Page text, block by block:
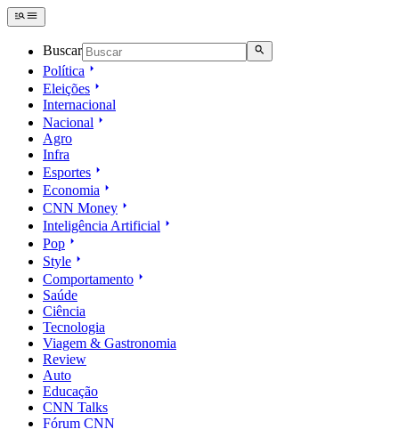
Buscar
Política
Eleições
Internacional
Nacional
Agro
Infra
Esportes
Economia
CNN Money
Inteligência Artificial
Pop
Style
Comportamento
Saúde
Ciência
Tecnologia
Viagem & Gastronomia
Review
Auto
Educação
CNN Talks
Fórum CNN